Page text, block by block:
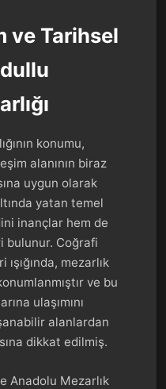
ve Tarihsel
konumu,
alanının biraz
uygun olarak
yatan temel
inançlar hem de
bulunur. Coğrafi
mezarlık
ve bu
ulaşımını
alanlardan
dikkat edilmiş.
Anadolu Mezarlık